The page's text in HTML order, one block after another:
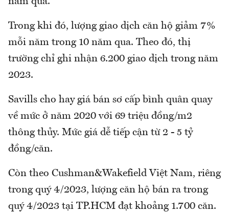
Trong khi đó, lượng giao dịch căn hộ giảm 7%
mỗi năm trong 10 năm qua. Theo đó, thị
trường chỉ ghi nhận 6.200 giao dịch trong năm
2023.
Savills cho hay giá bán sơ cấp bình quân quay
về mức ở năm 2020 với 69 triệu đồng/m2
thông thủy. Mức giá dễ tiếp cận từ 2 - 5 tỷ
đồng/căn.
Còn theo Cushman&Wakefield Việt Nam, riêng
trong quý 4/2023, lượng căn hộ bán ra trong
quý 4/2023 tại TP.HCM đạt khoảng 1.700 căn.